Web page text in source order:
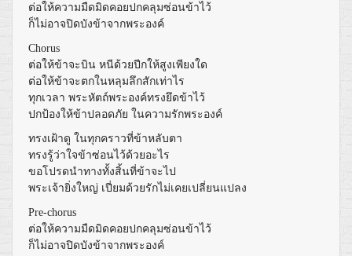
ต่อให้ความมืดมิดคอยปกคลุมซ่อนข้าไว้
ก็ไม่อาจปิดบังข้าจากพระองค์
Chorus
ต่อให้ข้าจะบิน หนีด้วยปีกให้สูงเพียงใด
ต่อให้ข้าจะตกในหลุมลึกสักเท่าไร
ทุกเวลา พระหัตถ์พระองค์ทรงยึดข้าไว้
ปกป้องให้ข้าปลอดภัย ในความรักพระองค์
ทรงเฝ้าดู ในทุกคราวที่ข้าหลับตา
ทรงรู้ว่าใจข้าซ่อนไว้ด้วยอะไร
ขอโปรดนำทางทั้งสิ้นที่ข้าจะไป
พระเจ้ายิ่งใหญ่ เปี่ยมด้วยรักไม่เคยเปลี่ยนแปลง
Pre-chorus
ต่อให้ความมืดมิดคอยปกคลุมซ่อนข้าไว้
ก็ไม่อาจปิดบังข้าจากพระองค์